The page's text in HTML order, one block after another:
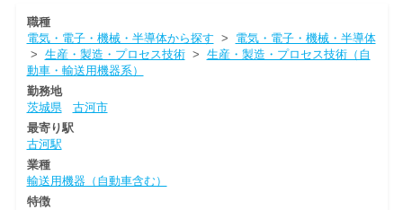
職種
電気・電子・機械・半導体から探す > 電気・電子・機械・半導体
> 生産・製造・プロセス技術> 生産・製造・プロセス技術（自
動車・輸送用機器系）
勤務地
茨城県
古河市
最寄り駅
古河駅
業種
輸送用機器（自動車含む）
特徴